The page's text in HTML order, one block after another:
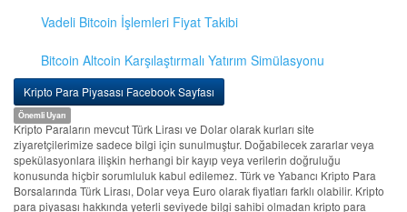
Vadeli Bitcoin İşlemleri Fiyat Takibi
Bitcoin Altcoin Karşılaştırmalı Yatırım Simülasyonu
Kripto Para Piyasası Facebook Sayfası
Önemli Uyarı
Kripto Paraların mevcut Türk Lirası ve Dolar olarak kurları site
ziyaretçilerimize sadece bilgi için sunulmuştur. Doğabilecek zararlar veya
spekülasyonlara ilişkin herhangi bir kayıp veya verilerin doğruluğu
konusunda hiçbir sorumluluk kabul edilemez. Türk ve Yabancı Kripto Para
Borsalarında Türk Lirası, Dolar veya Euro olarak fiyatları farklı olabilir. Kripto
para piyasası hakkında yeterli seviyede bilgi sahibi olmadan kripto para